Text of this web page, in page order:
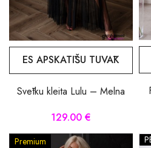
ES APSKATĪŠU TUVĀK
Svētku kleita Lulu – Melna
129.00 €
Premium